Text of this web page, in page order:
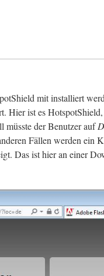
mit installiert
Hier ist es
müsste der Benutzer auf
Fällen werden ein
Das ist hier an einer